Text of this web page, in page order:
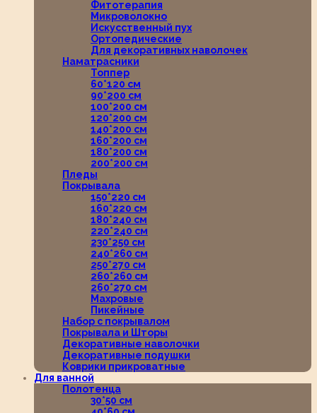
Фитотерапия
Микроволокно
Искусственный пух
Ортопедические
Для декоративных наволочек
Наматрасники
Топпер
60*120 см
90*200 см
100*200 см
120*200 см
140*200 см
160*200 см
180*200 см
200*200 см
Пледы
Покрывала
150*220 см
160*220 см
180*240 см
220*240 см
230*250 см
240*260 см
250*270 см
260*260 см
260*270 см
Махровые
Пикейные
Набор с покрывалом
Покрывала и Шторы
Декоративные наволочки
Декоративные подушки
Коврики прикроватные
Для ванной
Полотенца
30*50 см